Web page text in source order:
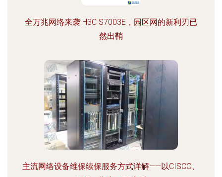
全万兆网络来袭 H3C S7003E，园区网的新利刃已
然出鞘
主流网络设备维保续保服务方式详解——以CISCO、